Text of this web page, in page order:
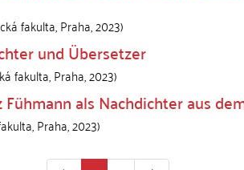
fakulta,Praha,2023)
und Übersetzer
fakulta,Praha,2023)
als Nachdichter aus
,Praha,2023)